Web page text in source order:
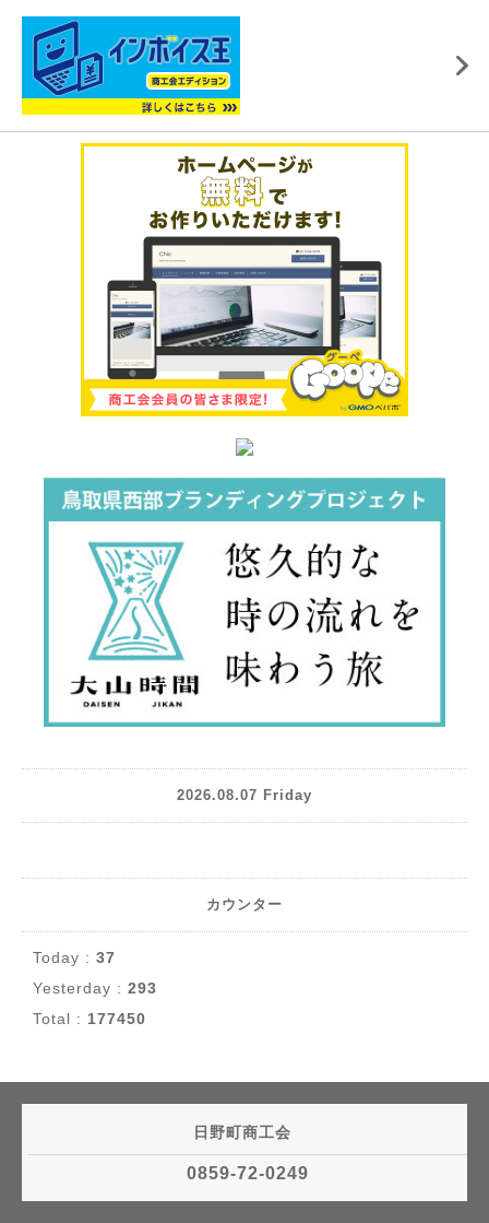
2026.08.07 Friday
カウンター
Today : 37
Yesterday : 293
Total : 177450
日野町商工会
0859-72-0249